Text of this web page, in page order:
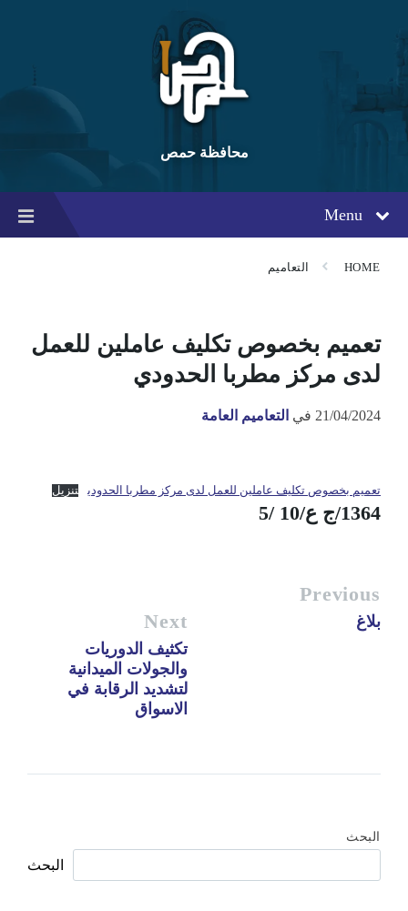
content
main
navigation
footer
محافظة حمص
Menu
HOME التعاميم
تعميم بخصوص تكليف عاملين للعمل
لدى مركز مطربا الحدودي
21/04/2024 في التعاميم العامة
تعميم بخصوص تكليف عاملين للعمل لدى مركز مطربا الحدودي تنزيل
1364/ج ع/10 /5
Previous
بلاغ Next
تكثيف الدوريات
والجولات الميدانية
لتشديد الرقابة في
الاسواق
البحث
البحث